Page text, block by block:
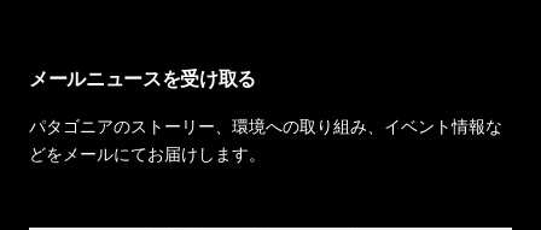
メールニュースを受け取る
パタゴニアのストーリー、環境への取り組み、イベント情報な
どをメールにてお届けします。